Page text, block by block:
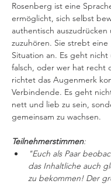
Rosenberg ist eine
ermöglicht, sich selbst
authentisch auszudrücken
zuzuhören. Sie strebt eine
Situation an. Es geht
falsch, oder wer hat recht
richtet das Augenmerk
Verbindende. Es geht
nett und lieb zu sein,
gemeinsam zu wachsen.
Teilnehmerstimmen:
"Euch als Paar
das Inhaltliche auch
zu bekommen! Der